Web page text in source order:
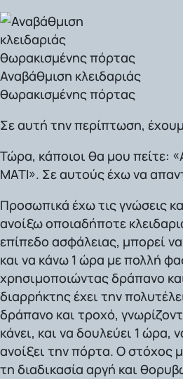
Αναβάθμιση κλειδαριάς
θωρακισμένης πόρτας
Σε αυτή την περίπτωση,
Τώρα, κάποιοι θα μου πείτε:
ΜΑΤΙ». Σε αυτούς έχω να
Προσωπικά έχω τις γνώσεις
ανοίξω οποιαδήποτε
επίπεδο ασφάλειας, μπορεί
και να κάνω 1 ώρα με πολλή
χρησιμοποιώντας δράπανο
διαρρήκτης έχει την
δράπανο και τροχό,
κάνει, και να δουλεύει 1 ώρα,
ανοίξει την πόρτα. Ο στόχος
τη διαδικασία αργή και